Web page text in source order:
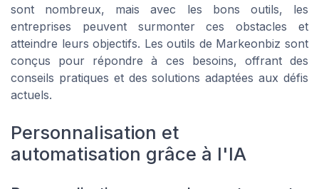
sont nombreux, mais avec les bons outils, les
entreprises peuvent surmonter ces obstacles et
atteindre leurs objectifs. Les outils de Markeonbiz sont
conçus pour répondre à ces besoins, offrant des
conseils pratiques et des solutions adaptées aux défis
actuels.
Personnalisation et
automatisation grâce à l'IA